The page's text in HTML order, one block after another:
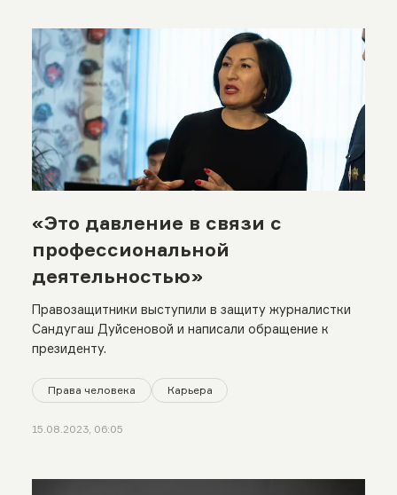
«Это давление в связи с
профессиональной
деятельностью»
Правозащитники выступили в защиту журналистки
Сандугаш Дуйсеновой и написали обращение к
президенту.
Права человека Карьера
15.08.2023, 06:05